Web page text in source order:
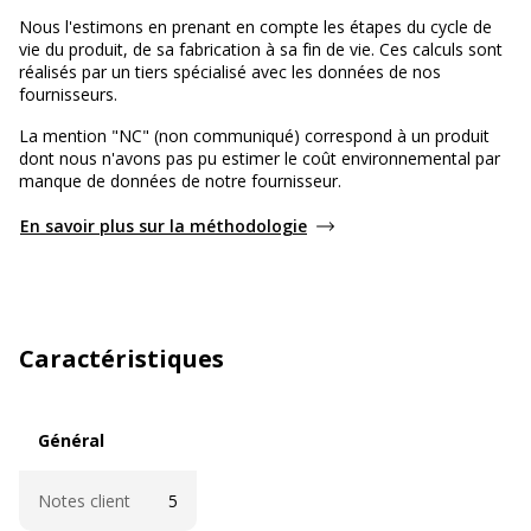
Nous l'estimons en prenant en compte les étapes du cycle de
vie du produit, de sa fabrication à sa fin de vie. Ces calculs sont
réalisés par un tiers spécialisé avec les données de nos
fournisseurs.
La mention "NC" (non communiqué) correspond à un produit
dont nous n'avons pas pu estimer le coût environnemental par
manque de données de notre fournisseur.
En savoir plus sur la méthodologie
Caractéristiques
Général
Notes client 5